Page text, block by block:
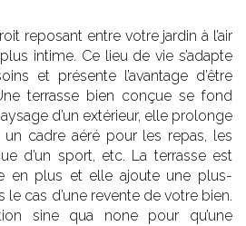
reposant entre votre jardin à l’air
intime. Ce lieu de vie s’adapte
et présente l’avantage d’être
terrasse bien conçue se fond
d’un extérieur, elle prolonge
cadre aéré pour les repas, les
d’un sport, etc. La terrasse est
en plus et elle ajoute une plus-
le cas d’une revente de votre bien.
sine qua none pour qu’une